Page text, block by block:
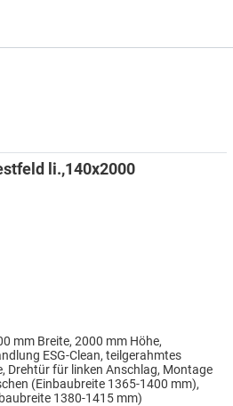
li.,140x2000
mm Breite, 2000 mm Höhe,
ESG-Clean, teilgerahmtes
Drehtür für linken Anschlag, Montage
(Einbaubreite 1365-1400 mm),
1380-1415 mm)